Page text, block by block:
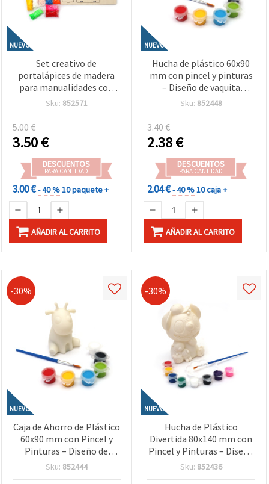
NUEVO
Set creativo de
portalápices de madera
para manualidades con
arcilla de secado al aire –
Sku: 852571
5.00 €
3.50€
DESCUENTOS
PARA CANTIDAD
3.00 €- 40 %10 paquete +
AÑADIR AL CARRITO
NUEVO
Hucha de plástico 60x90
mm con pincel y pinturas
– Diseño de vaquita
adorable para
Sku: 852448
3.40 €
2.38€
DESCUENTOS
PARA CANTIDAD
2.04 €- 40 %10 caja +
AÑADIR AL CARRITO
-30%
NUEVO
Caja de Ahorro de Plástico
60x90 mm con Pincel y
Pinturas – Diseño de
Jirafa Kawaii para
Sku: 852444
-30%
NUEVO
Hucha de Plástico
Divertida 80x140 mm con
Pincel y Pinturas – Diseño
de Alien Guay para
Sku: 852436